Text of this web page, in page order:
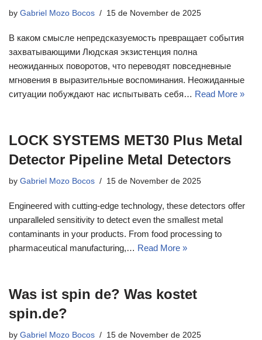
by Gabriel Mozo Bocos 15 de November de 2025
В каком смысле непредсказуемость превращает события
захватывающими Людская экзистенция полна
неожиданных поворотов, что переводят повседневные
мгновения в выразительные воспоминания. Неожиданные
ситуации побуждают нас испытывать себя… Read More »
LOCK SYSTEMS MET30 Plus Metal
Detector Pipeline Metal Detectors
by Gabriel Mozo Bocos 15 de November de 2025
Engineered with cutting-edge technology, these detectors offer
unparalleled sensitivity to detect even the smallest metal
contaminants in your products. From food processing to
pharmaceutical manufacturing,… Read More »
Was ist spin de? Was kostet
spin.de?
by Gabriel Mozo Bocos 15 de November de 2025